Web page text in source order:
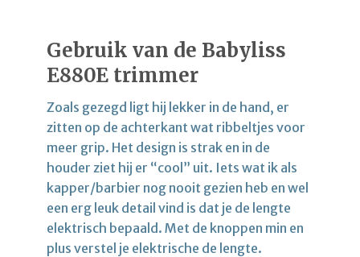
Gebruik van de Babyliss
E880E trimmer
Zoals gezegd ligt hij lekker in de hand, er
zitten op de achterkant wat ribbeltjes voor
meer grip. Het design is strak en in de
houder ziet hij er “cool” uit. Iets wat ik als
kapper/barbier nog nooit gezien heb en wel
een erg leuk detail vind is dat je de lengte
elektrisch bepaald. Met de knoppen min en
plus verstel je elektrische de lengte.